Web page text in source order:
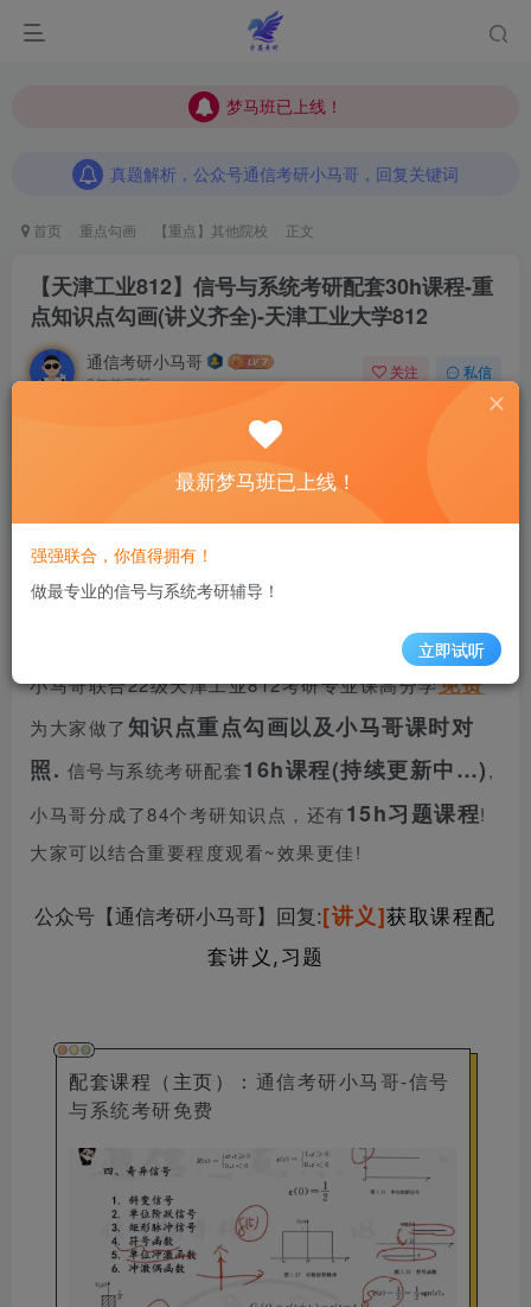
梦马班已上线！
梦马班已上线！
真题解析，公众号通信考研小马哥，回复关键词
真题解析，公众号通信考研小马哥，回复关键词
首页 重点勾画 【重点】其他院校 正文
【天津工业812】信号与系统考研配套30h课程-重
点知识点勾画(讲义齐全)-天津工业大学812
通信考研小马哥
2年前更新
关注 私信
点击“蓝字”关注我们吧！
信号与系统考研交流QQ群：809168924
小马哥联合22级天津工业812考研专业课高分学免费
为大家做了 知识点重点勾画以及小马哥课时对
照. 信号与系统考研配套16h课程(持续更新中…) ,
小马哥分成了84个考研知识点，还有15h习题课程!
大家可以结合重要程度观看~效果更佳!
公众号【通信考研小马哥】回复:[讲义]获取课程配
套讲义,习题
配套课程（主页） ： 通信考研小马哥-信号
与系统考研免费
最新梦马班已上线！
强强联合，你值得拥有！
做最专业的信号与系统考研辅导！
立即试听